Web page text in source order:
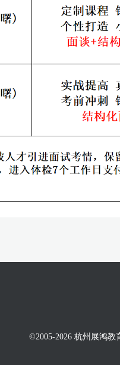
©2005-2026 杭州展鸿教